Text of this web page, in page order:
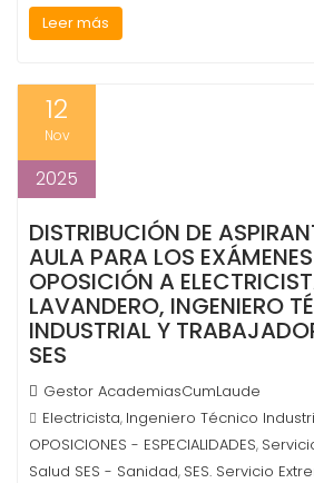
Leer más
12
Nov
2025
DISTRIBUCIÓN DE
AULA PARA LOS
OPOSICIÓN A
LAVANDERO, INGENIERO
INDUSTRIAL Y
SES
Gestor AcademiasCumLaude
Electricista, Ingeniero Técnico
OPOSICIONES - ESPECIALIDADES,
Salud SES - Sanidad, SES. Servicio